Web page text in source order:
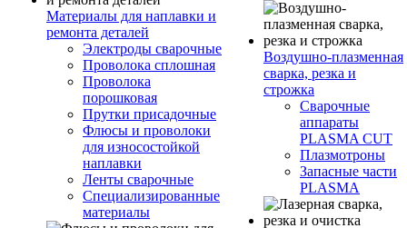
Материалы для наплавки и
ремонта деталей
Электроды сварочные
Проволока сплошная
Проволока
порошковая
Прутки присадочные
Флюсы и проволоки
для износостойкой
наплавки
Ленты сварочные
Специализированные
материалы
Воздушно-плазменная
сварка, резка и
строжка
Сварочные
аппараты
PLASMA CUT
Плазмотроны
Запасные части
PLASMA